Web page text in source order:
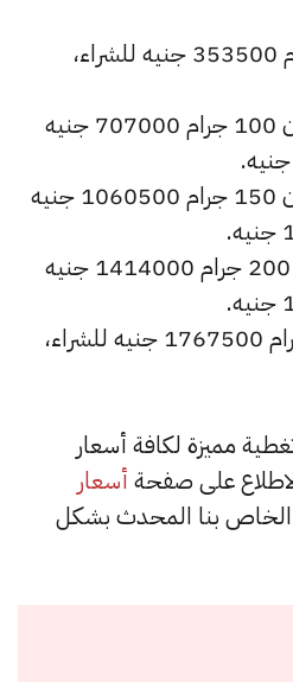
سعر عيار 21 وزن 50 جرام 353500 جنيه للشراء،
أسعار الذهب عيار 21 وزن 100 جرام 707000 جنيه
أسعار الذهب عيار 21 وزن 150 جرام 1060500 جنيه
سعر الذهب عيار 21 وزن 200 جرام 1414000 جنيه
سعر عيار 21 وزن 250 جرام 1767500 جنيه للشراء،
365 بعمل تغطية مميزة لكافة أسعار
على صفحة أسعار
الخاص بنا المحدث بشكل